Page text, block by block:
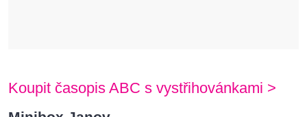
Koupit časopis ABC s vystřihovánkami >